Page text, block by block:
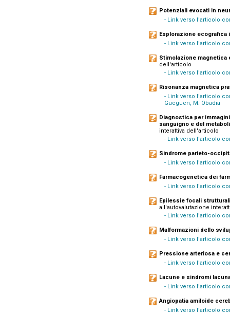
Potenziali evocati in
- Link verso l'articolo
Esplorazione ecografica
- Link verso l'articolo
Stimolazione
dell'articolo
- Link verso l'articolo
Risonanza magnetica
- Link verso l'articolo
Gueguen, M. Obadia
Diagnostica per
sanguigno e del
interattiva dell'articolo
- Link verso l'articolo
Sindrome parieto-
- Link verso l'articolo
Farmacogenetica dei
- Link verso l'articolo
Epilessie focali
all'autovalutazione
- Link verso l'articolo
Malformazioni dello
- Link verso l'articolo
Pressione arteriosa e
- Link verso l'articolo
Lacune e sindromi
- Link verso l'articolo
Angiopatia amiloide
- Link verso l'articolo